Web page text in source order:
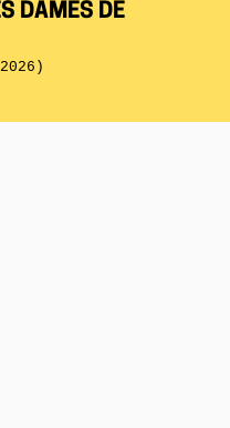
DAMES DE